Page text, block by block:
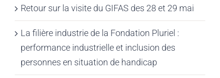
Retour sur la visite du GIFAS des 28 et 29 mai
La filière industrie de la Fondation Pluriel :
performance industrielle et inclusion des
personnes en situation de handicap